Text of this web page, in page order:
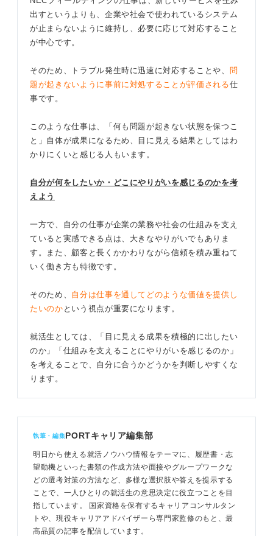
出すというよりも、企業や社会で使われているシステム
が止まらないように維持し、必要に応じて対応すること
が中心です。
そのため、トラブル発生時に迅速に対応することや、 問
題が起きないように事前に対処することが評価される仕
事です。
このような仕事は、「何も問題が起きない状態を保つこ
と」自体が成果になるため、目に見える結果としてはわ
かりにくいと感じる人もいます。
自分が何をしたいか・どこにやりがいを感じるのかを考
えよう
一方で、自分の仕事が企業の業務や社会の仕組みを支え
ていると実感できる点は、大きなやりがいでもありま
す。また、顧客と長くかかわりながら信頼を積み重ねて
いく働き方も特徴です。
そのため、 自分は仕事を通してどのような価値を提供し
たいのか という視点が重要になります。
就活生としては、「目に見える成果を積極的に出したい
のか」「仕組みを支えることにやりがいを感じるのか」
を考えることで、自分に合うかどうかを判断しやすくな
ります。
執筆・編集PORTキャリア編集部
明日から使える就活ノウハウ情報をテーマに、履歴書・志
望動機といった書類の作成方法や面接やグループワークな
どの選考対策の方法など、多様な選択肢や答えを提示する
ことで、一人ひとりの就活生の意思決定に役立つことを目
指しています。 国家資格を保有するキャリアコンサルタン
トや、現役キャリアアドバイザーら専門家監修のもと、最
高品質の記事を配信しています。